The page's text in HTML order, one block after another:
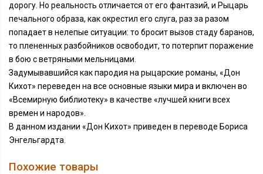
дорогу. Но реальность отличается от его фантазий, и Рыцарь
печального образа, как окрестил его слуга, раз за разом
попадает в нелепые ситуации: то бросит вызов стаду баранов,
то плененных разбойников освободит, то потерпит поражение
в бою с ветряными мельницами.
Задумывавшийся как пародия на рыцарские романы, «Дон
Кихот» переведен на все основные языки мира и включен во
«Всемирную библиотеку» в качестве «лучшей книги всех
времен и народов».
В данном издании «Дон Кихот» приведен в переводе Бориса
Энгельгардта.
Похожие товары